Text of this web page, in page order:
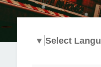
Select
▼